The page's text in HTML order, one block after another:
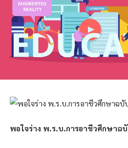
พอใจร่าง พ.ร.บ.การอาชีวศึกษาฉ